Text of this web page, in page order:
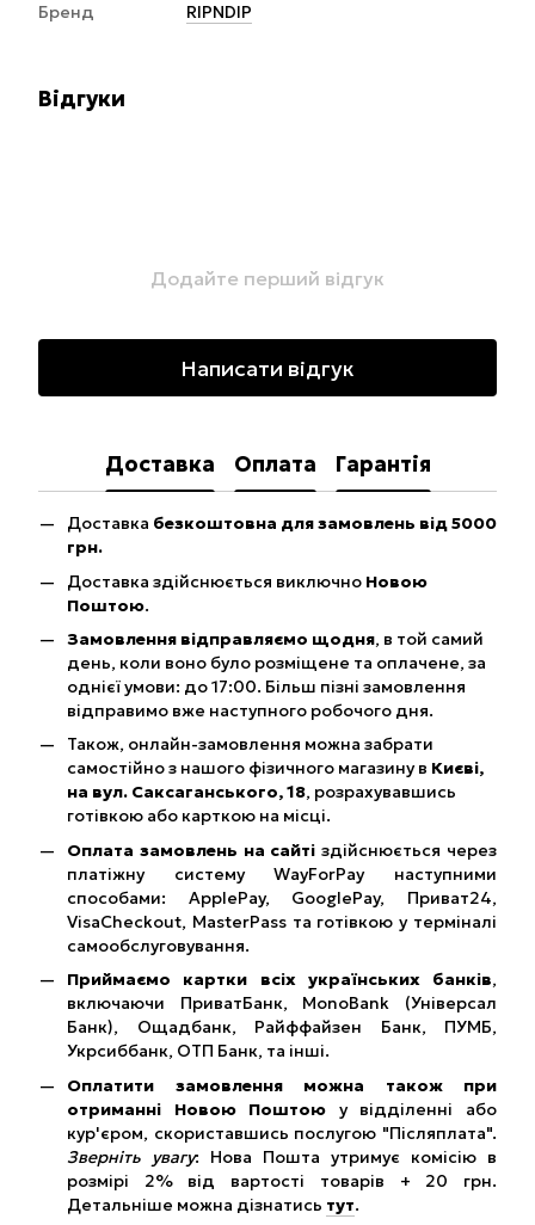
Бренд RIPNDIP
Відгуки
Додайте перший відгук
Написати відгук
Доставка Оплата Гарантія
Доставка безкоштовна для замовлень від 5000
грн.
Доставка здійснюється виключно Новою
Поштою.
Замовлення відправляємо щодня, в той самий
день, коли воно було розміщене та оплачене, за
однієї умови: до 17:00. Більш пізні замовлення
відправимо вже наступного робочого дня.
Також, онлайн-замовлення можна забрати
самостійно з нашого фізичного магазину в Києві,
на вул. Саксаганського, 18, розрахувавшись
готівкою або карткою на місці.
Оплата замовлень на сайтіздійснюється через
платіжну систему WayForPay наступними
способами: ApplePay, GooglePay, Приват24,
VisaCheckout, MasterPass та готівкою у терміналі
самообслуговування.
Приймаємо картки всіх українських банків,
включаючи ПриватБанк, MonoBank (Універсал
Банк), Ощадбанк, Райффайзен Банк, ПУМБ,
Укрсиббанк, ОТП Банк, та інші.
Оплатити замовлення можна також при
отриманні Новою Поштою у відділенні або
кур'єром, скориставшись послугою "Післяплата".
Зверніть увагу: Нова Пошта утримує комісію в
розмірі 2% від вартості товарів + 20 грн.
Детальніше можна дізнатись тут.